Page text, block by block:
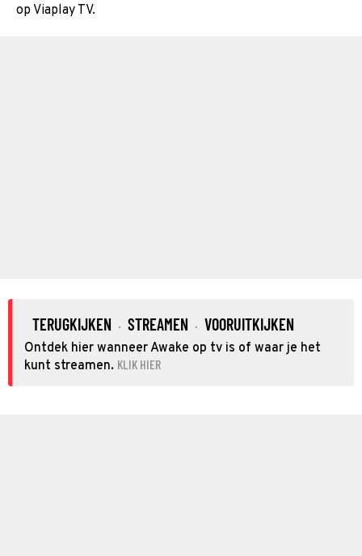
op Viaplay TV.
TERUGKIJKEN · STREAMEN · VOORUITKIJKEN
Ontdek hier wanneer Awake op tv is of waar je het
kunt streamen. KLIK HIER